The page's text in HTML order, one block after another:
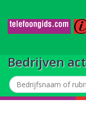
Bedrijven